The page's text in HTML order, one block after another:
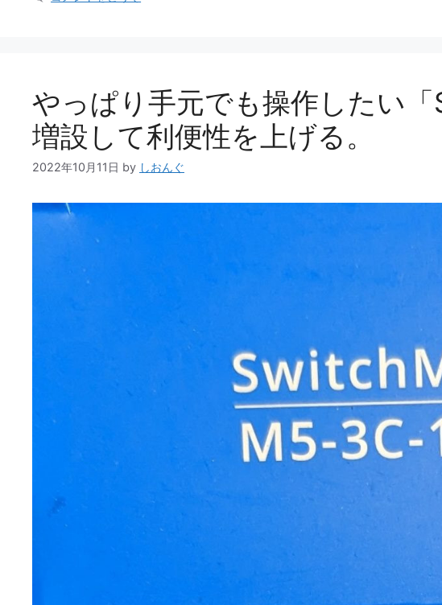
やっぱり手元でも操作したい
増設して利便性を上げる。
2022年10月11日 by しおんぐ